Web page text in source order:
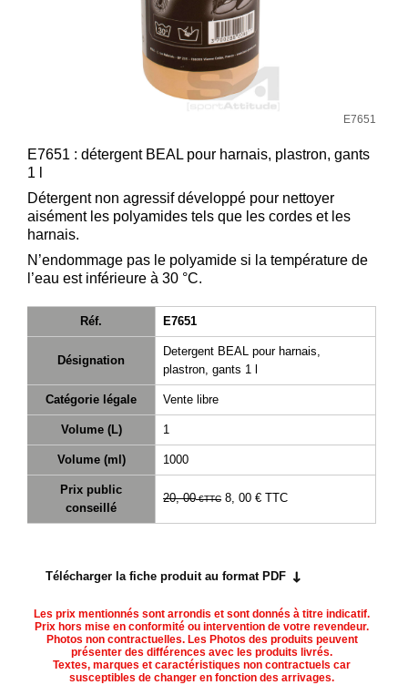
de compte
web
Mes
Factures –
numérique
après
vente
C.G.V.
Nous
contacter
newsletters
E7651
E7651 : détergent BEAL pour harnais, plastron, gants
1 l
Détergent non agressif développé pour nettoyer
aisément les polyamides tels que les cordes et les
harnais.
N’endommage pas le polyamide si la température de
l’eau est inférieure à 30 °C.
Réf. E7651
Désignation
Detergent BEAL pour harnais,
plastron, gants 1 l
Catégorie légale Vente libre
Volume (L) 1
Volume (ml) 1000
Prix public
conseillé
20, 00€TTC 8, 00 € TTC
Télécharger la fiche produit au format PDF
Les prix mentionnés sont arrondis et sont donnés à titre indicatif.
Prix hors mise en conformité ou intervention de votre revendeur.
Photos non contractuelles. Les Photos des produits peuvent
présenter des différences avec les produits livrés.
Textes, marques et caractéristiques non contractuels car
susceptibles de changer en fonction des arrivages.